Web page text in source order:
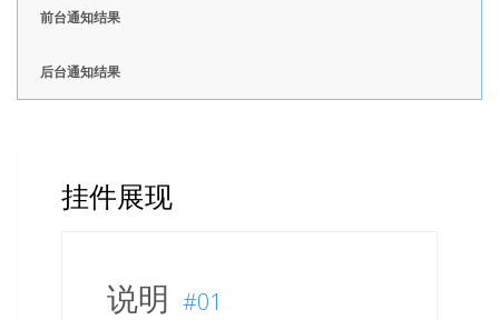
前台通知结果
后台通知结果
挂件展现
说明 #01